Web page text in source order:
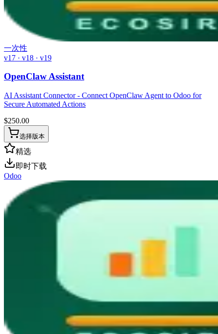
一次性
v17 · v18 · v19
OpenClaw Assistant
AI Assistant Connector - Connect OpenClaw Agent to Odoo for
Secure Automated Actions
$250.00
选择版本
精选
即时下载
Odoo